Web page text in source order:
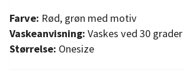
Farve: Rød, grøn med motiv
Vaskeanvisning: Vaskes ved 30 grader
Størrelse: Onesize